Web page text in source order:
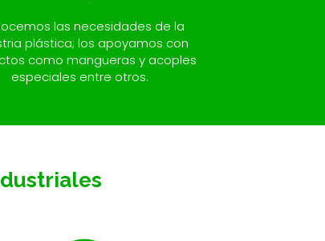
las necesidades de la
plástica; los apoyamos con
como mangueras y acoples
especiales entre otros.